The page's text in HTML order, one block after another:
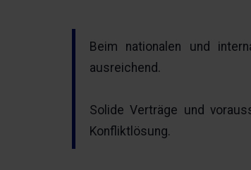
Beim nationalen und
ausreichend.
Solide Verträge und
Konfliktlösung.